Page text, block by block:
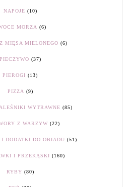
NAPOJE (10)
MORZA (6)
MIĘSA MIELONEGO (6)
PIECZYWO (37)
PIEROGI (13)
PIZZA (9)
WYTRAWNE (85)
Z WARZYW (22)
I DODATKI DO OBIADU (51)
I PRZEKĄSKI (160)
RYBY (80)